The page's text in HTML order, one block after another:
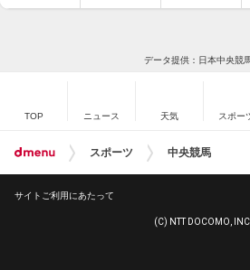
データ提供：日本中央競
TOP ニュース 天気 スポー
スポーツ 中央競馬
サイトご利用にあたって
(C) NTT DOCOMO, INC.